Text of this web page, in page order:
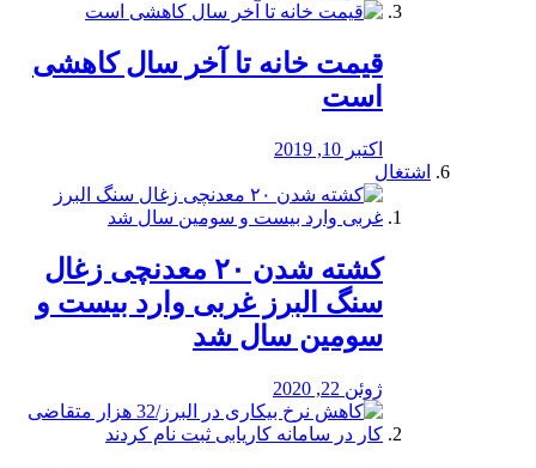
قیمت خانه تا آخر سال کاهشی
است
اکتبر 10, 2019
اشتغال
کشته شدن ۲۰ معدنچی زغال
سنگ البرز غربی وارد بیست و
سومین سال شد
ژوئن 22, 2020